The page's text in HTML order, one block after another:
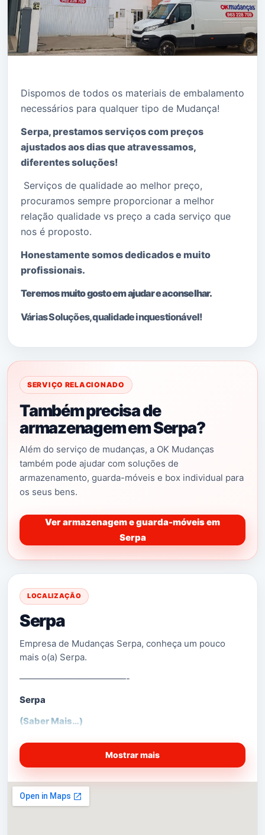
Dispomos de todos os materiais de embalamento
necessários para qualquer tipo de Mudança!
Serpa, prestamos serviços com preços
ajustados aos dias que atravessamos,
diferentes soluções!
Serviços de qualidade ao melhor preço,
procuramos sempre proporcionar a melhor
relação qualidade vs preço a cada serviço que
nos é proposto.
Honestamente somos dedicados e muito
profissionais.
Teremos muito gosto em ajudar e aconselhar.
Várias Soluções, qualidade inquestionável!
SERVIÇO RELACIONADO
Também precisa de
armazenagem em Serpa?
Além do serviço de mudanças, a OK Mudanças
também pode ajudar com soluções de
armazenamento, guarda-móveis e box individual para
os seus bens.
Ver armazenagem e guarda-móveis em
Serpa
LOCALIZAÇÃO
Serpa
Empresa de Mudanças Serpa, conheça um pouco
mais o(a) Serpa.
————————————-
Serpa
(Saber Mais…)
Mostrar mais